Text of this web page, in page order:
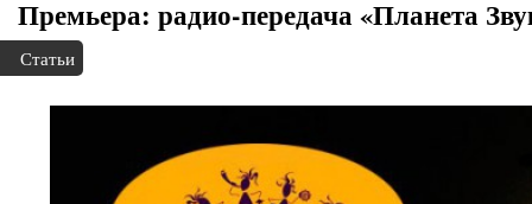
Премьера: радио-передача «Планета
Статьи